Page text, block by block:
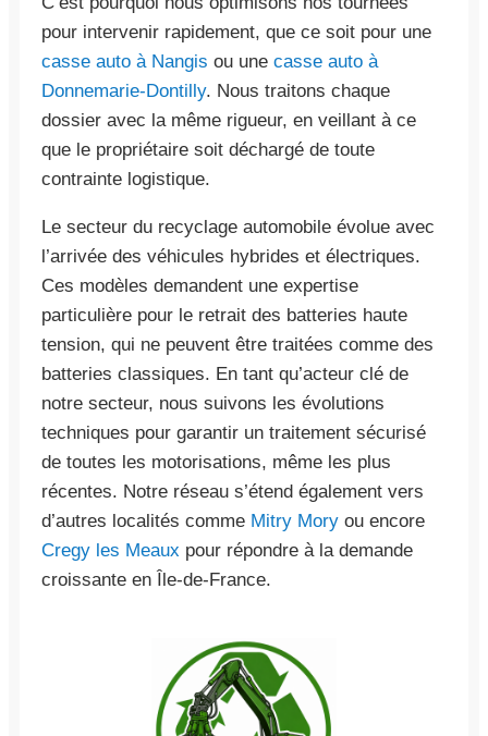
pour intervenir rapidement, que ce soit pour une
casse auto à Nangis ou une casse auto à
Donnemarie-Dontilly. Nous traitons chaque
dossier avec la même rigueur, en veillant à ce
que le propriétaire soit déchargé de toute
contrainte logistique.
Le secteur du recyclage automobile évolue avec
l’arrivée des véhicules hybrides et électriques.
Ces modèles demandent une expertise
particulière pour le retrait des batteries haute
tension, qui ne peuvent être traitées comme des
batteries classiques. En tant qu’acteur clé de
notre secteur, nous suivons les évolutions
techniques pour garantir un traitement sécurisé
de toutes les motorisations, même les plus
récentes. Notre réseau s’étend également vers
d’autres localités comme Mitry Mory ou encore
Cregy les Meaux pour répondre à la demande
croissante en Île-de-France.